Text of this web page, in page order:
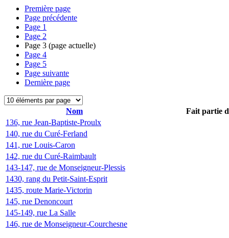
Première page
Page précédente
Page 1
Page 2
Page 3 (page actuelle)
Page 4
Page 5
Page suivante
Dernière page
Nom
Fait partie
136, rue Jean-Baptiste-Proulx
140, rue du Curé-Ferland
141, rue Louis-Caron
142, rue du Curé-Raimbault
143-147, rue de Monseigneur-Plessis
1430, rang du Petit-Saint-Esprit
1435, route Marie-Victorin
145, rue Denoncourt
145-149, rue La Salle
146, rue de Monseigneur-Courchesne